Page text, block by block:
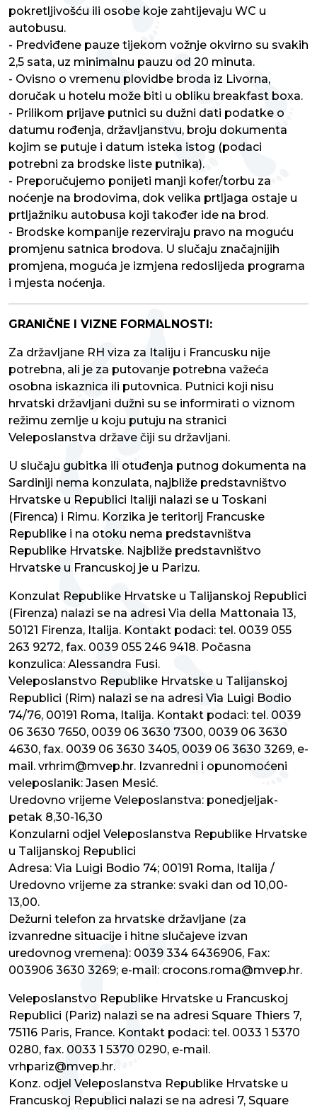
pokretljivošću ili osobe koje zahtijevaju WC u
autobusu.
- Predviđene pauze tijekom vožnje okvirno su svakih
2,5 sata, uz minimalnu pauzu od 20 minuta.
- Ovisno o vremenu plovidbe broda iz Livorna,
doručak u hotelu može biti u obliku breakfast boxa.
- Prilikom prijave putnici su dužni dati podatke o
datumu rođenja, državljanstvu, broju dokumenta
kojim se putuje i datum isteka istog (podaci
potrebni za brodske liste putnika).
- Preporučujemo ponijeti manji kofer/torbu za
noćenje na brodovima, dok velika prtljaga ostaje u
prtljažniku autobusa koji također ide na brod.
- Brodske kompanije rezerviraju pravo na moguću
promjenu satnica brodova. U slučaju značajnijih
promjena, moguća je izmjena redoslijeda programa
i mjesta noćenja.
GRANIČNE I VIZNE FORMALNOSTI:
Za državljane RH viza za Italiju i Francusku nije
potrebna, ali je za putovanje potrebna važeća
osobna iskaznica ili putovnica. Putnici koji nisu
hrvatski državljani dužni su se informirati o viznom
režimu zemlje u koju putuju na stranici
Veleposlanstva države čiji su državljani.
U slučaju gubitka ili otuđenja putnog dokumenta na
Sardiniji nema konzulata, najbliže predstavništvo
Hrvatske u Republici Italiji nalazi se u Toskani
(Firenca) i Rimu. Korzika je teritorij Francuske
Republike i na otoku nema predstavništva
Republike Hrvatske. Najbliže predstavništvo
Hrvatske u Francuskoj je u Parizu.
Konzulat Republike Hrvatske u Talijanskoj Republici
(Firenza) nalazi se na adresi Via della Mattonaia 13,
50121 Firenza, Italija. Kontakt podaci: tel. 0039 055
263 9272, fax. 0039 055 246 9418. Počasna
konzulica: Alessandra Fusi.
Veleposlanstvo Republike Hrvatske u Talijanskoj
Republici (Rim) nalazi se na adresi Via Luigi Bodio
74/76, 00191 Roma, Italija. Kontakt podaci: tel. 0039
06 3630 7650, 0039 06 3630 7300, 0039 06 3630
4630, fax. 0039 06 3630 3405, 0039 06 3630 3269, e-
mail. vrhrim@mvep.hr. Izvanredni i opunomoćeni
veleposlanik: Jasen Mesić.
Uredovno vrijeme Veleposlanstva: ponedjeljak-
petak 8,30-16,30
Konzularni odjel Veleposlanstva Republike Hrvatske
u Talijanskoj Republici
Adresa: Via Luigi Bodio 74; 00191 Roma, Italija /
Uredovno vrijeme za stranke: svaki dan od 10,00-
13,00.
Dežurni telefon za hrvatske državljane (za
izvanredne situacije i hitne slučajeve izvan
uredovnog vremena): 0039 334 6436906, Fax:
003906 3630 3269; e-mail: crocons.roma@mvep.hr.
Veleposlanstvo Republike Hrvatske u Francuskoj
Republici (Pariz) nalazi se na adresi Square Thiers 7,
75116 Paris, France. Kontakt podaci: tel. 0033 1 5370
0280, fax. 0033 1 5370 0290, e-mail.
vrhpariz@mvep.hr.
Konz. odjel Veleposlanstva Republike Hrvatske u
Francuskoj Republici nalazi se na adresi 7, Square